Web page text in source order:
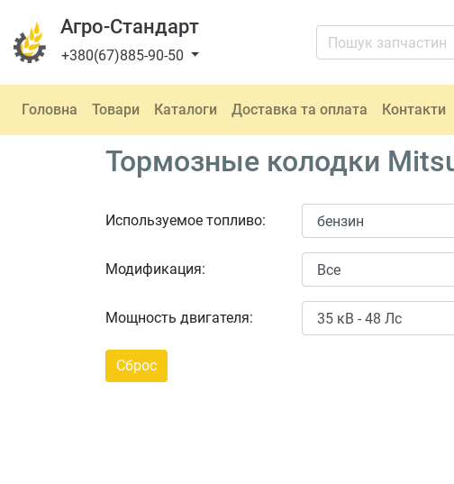
Агро-Стандарт
+380(67)885-90-50
Головна Товари Каталоги Доставка та оплата Контакти
Тормозные колодки
Используемое топливо:
Модификация:
Мощность двигателя: